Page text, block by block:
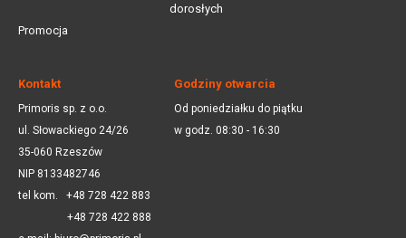
dorosłych
Promocja
Kontakt
Primoris sp. z o.o.
ul. Słowackiego 24/26
35-060 Rzeszów
NIP 8133482746
tel kom. +48 728 422 883
+48 728 422 888
Godziny otwarcia
Od poniedziałku do piątku
w godz. 08:30 - 16:30